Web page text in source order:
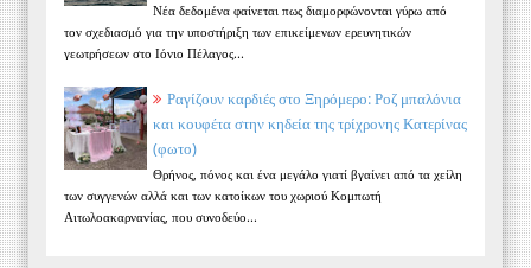
Νέα δεδομένα φαίνεται πως διαμορφώνονται γύρω από
τον σχεδιασμό για την υποστήριξη των επικείμενων ερευνητικών
γεωτρήσεων στο Ιόνιο Πέλαγος...
Ραγίζουν καρδιές στο Ξηρόμερο: Ροζ μπαλόνια
και κουφέτα στην κηδεία της τρίχρονης Κατερίνας
(φωτο)
Θρήνος, πόνος και ένα μεγάλο γιατί βγαίνει από τα χείλη
των συγγενών αλλά και των κατοίκων του χωριού Κομπωτή
Αιτωλοακαρνανίας, που συνοδεύο...